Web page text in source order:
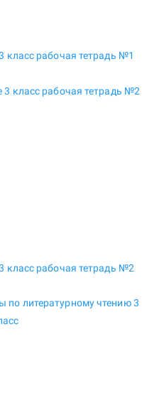
класс рабочая тетрадь №1
класс рабочая тетрадь №2